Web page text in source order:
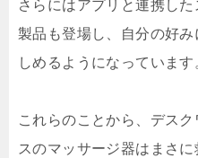
さらにはアプリと連携し
製品も登場し、自分の好
しめるようになっています
これらのことから、デス
スのマッサージ器はまさ